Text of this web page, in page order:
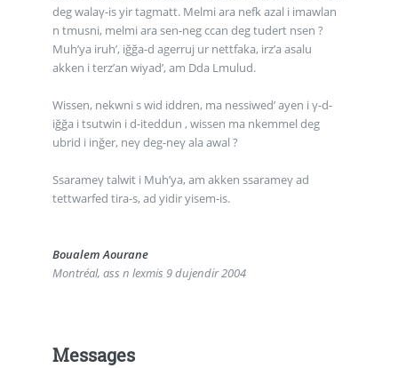
deg walaγ-is yir tagmatt. Melmi ara nefk azal i imawlan
n tmusni, melmi ara sen-neg ccan deg tudert nsen ?
Muh’ya iruh’, iğğa-d agerruj ur nettfaka, irz’a asalu
akken i terz’an wiyad’, am Dda Lmulud.
Wissen, nekwni s wid iddren, ma nessiwed’ ayen i γ-d-
iğğa i tsutwin i d-iteddun , wissen ma nkemmel deg
ubrid i inğer, neγ deg-neγ ala awal ?
Ssarameγ talwit i Muh’ya, am akken ssarameγ ad
tettwarfed tira-s, ad yidir yisem-is.
Boualem Aourane
Montréal, ass n lexmis 9 dujendir 2004
Messages